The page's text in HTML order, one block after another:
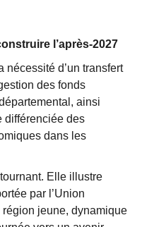
l’après-2027
nécessité d’un transfert
des fonds
ainsi
différenciée des
dans les
Elle illustre
par l’Union
jeune, dynamique